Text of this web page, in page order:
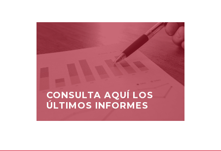
CONSULTA AQUÍ LOS
ÚLTIMOS INFORMES